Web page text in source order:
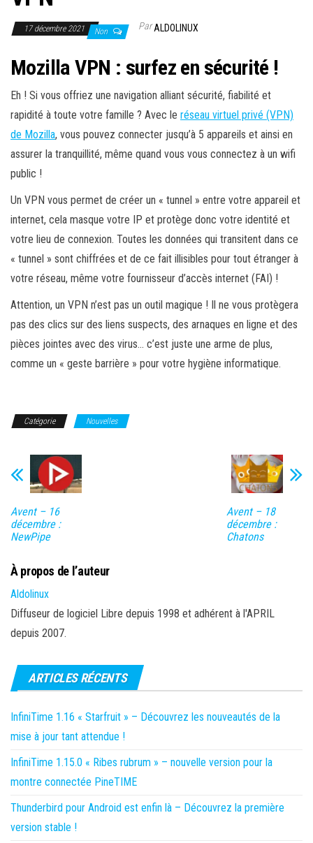
17 décembre 2021 Non ParALDOLINUX
Mozilla VPN : surfez en sécurité !
Eh ! Si vous offriez une navigation alliant sécurité, fiabilité et
rapidité à toute votre famille ? Avec le réseau virtuel privé (VPN)
de Mozilla, vous pouvez connecter jusqu’à 5 appareils et ainsi en
assurer la tranquillité, même quand vous vous connectez à un wifi
public !
Un VPN vous permet de créer un « tunnel » entre votre appareil et
internet, cela masque votre IP et protège donc votre identité et
votre lieu de connexion. Toutes les données qui transitent dans ce
« tunnel » sont chiffrées et de ce fait illisibles pour tout étranger à
votre réseau, même votre fournisseur d’accès internet (FAI) !
Attention, un VPN n’est pas un outil magique ! Il ne vous protègera
pas des clics sur des liens suspects, des arnaques en ligne et des
pièces jointes avec des virus… c’est juste une arme de plus,
comme un « geste barrière » pour votre hygiène informatique.
Catégorie Nouvelles
Avent – 16
décembre :
NewPipe
Avent – 18
décembre :
Chatons
À propos de l’auteur
Aldolinux
Diffuseur de logiciel Libre depuis 1998 et adhérent à l'APRIL
depuis 2007.
ARTICLES RÉCENTS
InfiniTime 1.16 « Starfruit » – Découvrez les nouveautés de la
mise à jour tant attendue !
InfiniTime 1.15.0 « Ribes rubrum » – nouvelle version pour la
montre connectée PineTIME
Thunderbird pour Android est enfin là – Découvrez la première
version stable !